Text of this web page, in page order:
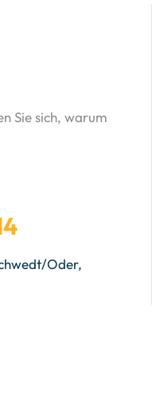
Sie sich, warum
Oder,